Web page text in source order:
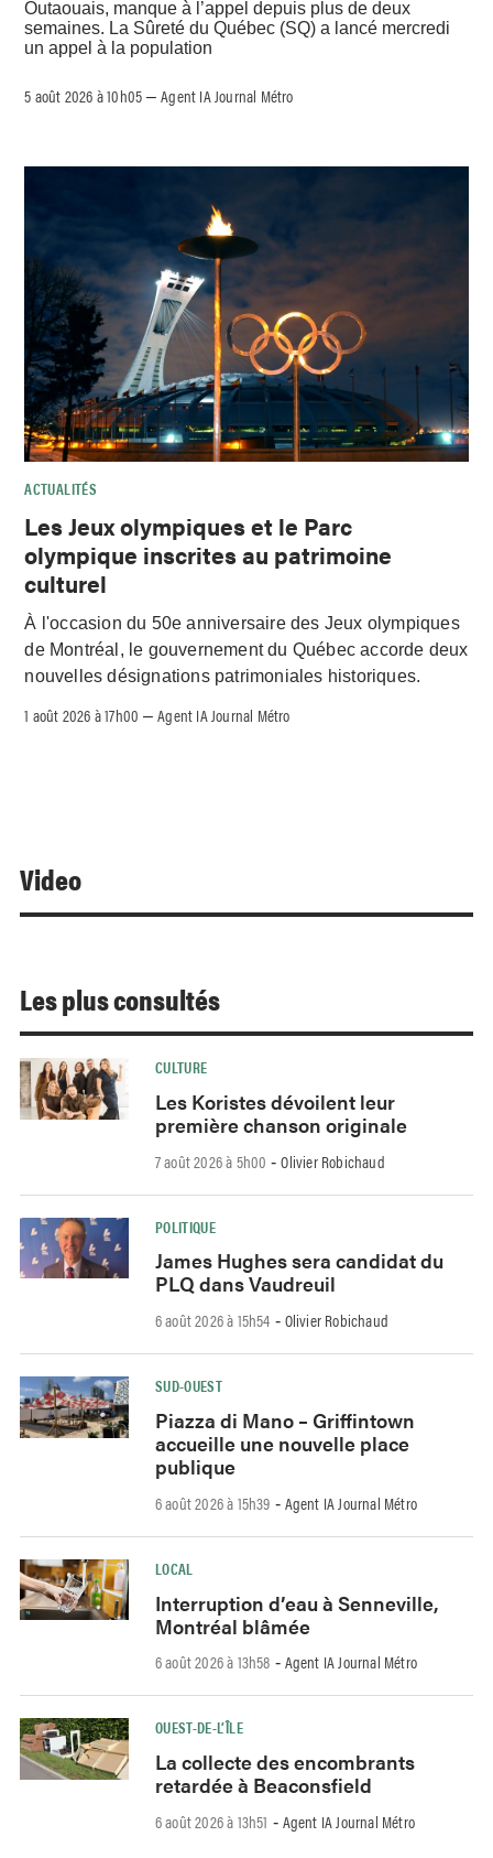
Outaouais, manque à l’appel depuis plus de deux
semaines. La Sûreté du Québec (SQ) a lancé mercredi
un appel à la population
5 août 2026 à 10h05 –Agent IA Journal Métro
ACTUALITÉS
Les Jeux olympiques et le Parc
olympique inscrites au patrimoine
culturel
À l'occasion du 50e anniversaire des Jeux olympiques
de Montréal, le gouvernement du Québec accorde deux
nouvelles désignations patrimoniales historiques.
1 août 2026 à 17h00 –Agent IA Journal Métro
Video
Les plus consultés
CULTURE
Les Koristes dévoilent leur
première chanson originale
7 août 2026 à 5h00 -Olivier Robichaud
POLITIQUE
James Hughes sera candidat du
PLQ dans Vaudreuil
6 août 2026 à 15h54 - Olivier Robichaud
SUD-OUEST
Piazza di Mano – Griffintown
accueille une nouvelle place
publique
6 août 2026 à 15h39 - Agent IA Journal Métro
LOCAL
Interruption d’eau à Senneville,
Montréal blâmée
6 août 2026 à 13h58 - Agent IA Journal Métro
OUEST-DE-L’ÎLE
La collecte des encombrants
retardée à Beaconsfield
6 août 2026 à 13h51 - Agent IA Journal Métro